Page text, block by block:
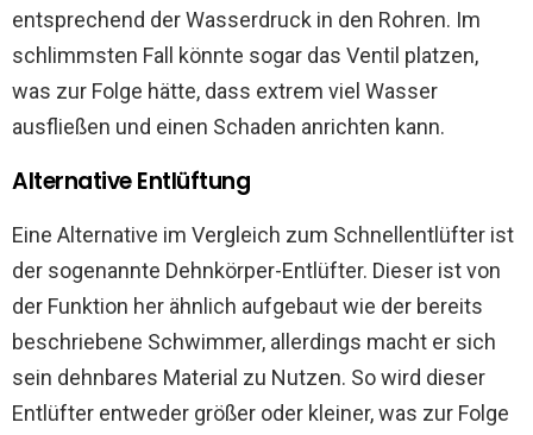
entsprechend der Wasserdruck in den Rohren. Im
schlimmsten Fall könnte sogar das Ventil platzen,
was zur Folge hätte, dass extrem viel Wasser
ausfließen und einen Schaden anrichten kann.
Alternative Entlüftung
Eine Alternative im Vergleich zum Schnellentlüfter ist
der sogenannte Dehnkörper-Entlüfter. Dieser ist von
der Funktion her ähnlich aufgebaut wie der bereits
beschriebene Schwimmer, allerdings macht er sich
sein dehnbares Material zu Nutzen. So wird dieser
Entlüfter entweder größer oder kleiner, was zur Folge